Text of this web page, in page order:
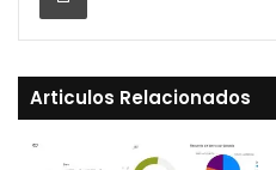
Articulos Relacionados